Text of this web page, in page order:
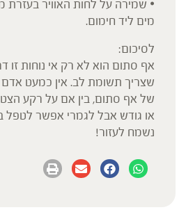
• שמירה על לחות האוויר בעזרת
מים ליד חימום.
לסיכום:
אף סתום הוא לא רק אי נוחות זו
שצריך תשומת לב. אין כמעט
של אף סתום, בין אם על רקע
או גודש אבל לגמרי אפשר לטפל
נשמח לעזור!